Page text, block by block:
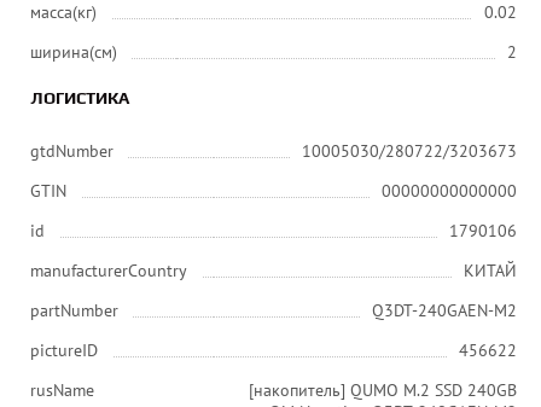
масса(кг)
0.02
ширина(см)
2
ЛОГИСТИКА
gtdNumber
10005030/280722/3203673
GTIN
00000000000000
id
1790106
manufacturerCountry
КИТАЙ
partNumber
Q3DT-240GAEN-M2
pictureID
456622
rusName
[накопитель] QUMO M.2 SSD 240GB